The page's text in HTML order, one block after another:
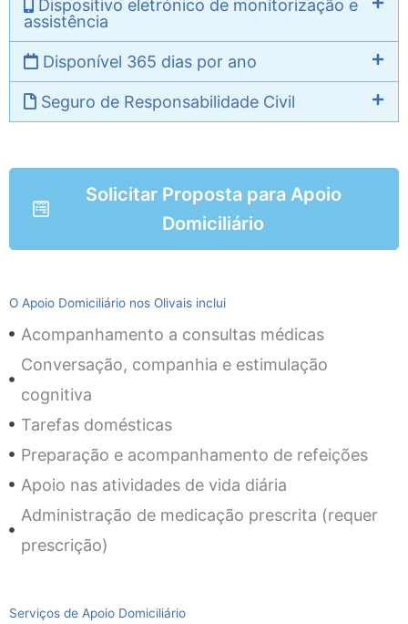
Dispositivo eletrónico de monitorização e
assistência
Disponível 365 dias por ano
Seguro de Responsabilidade Civil
Solicitar Proposta para Apoio
Domiciliário
O Apoio Domiciliário nos Olivais inclui
Acompanhamento a consultas médicas
Conversação, companhia e estimulação
cognitiva
Tarefas domésticas
Preparação e acompanhamento de refeições
Apoio nas atividades de vida diária
Administração de medicação prescrita (requer
prescrição)
Serviços de Apoio Domiciliário